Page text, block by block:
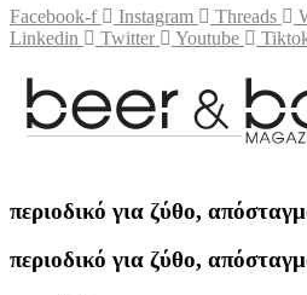
Facebook-f
Instagram Threads
Linkedin
Twitter Youtube
περιοδικό για ζύθο,
περιοδικό για ζύθο,